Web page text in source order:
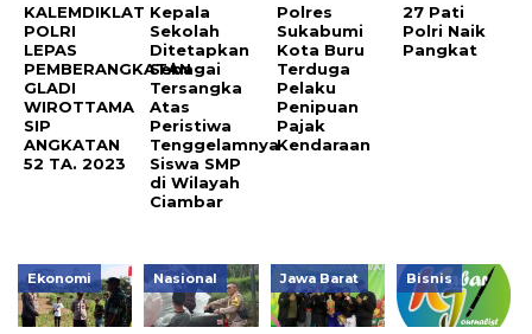
KALEMDIKLAT
POLRI
LEPAS
PEMBERANGKATAN
GLADI
WIROTTAMA
SIP
ANGKATAN
52 TA. 2023
Kepala
Sekolah
Ditetapkan
Sebagai
Tersangka
Atas
Peristiwa
Tenggelamnya
Siswa SMP
di Wilayah
Ciambar
Polres
Sukabumi
Kota Buru
Terduga
Pelaku
Penipuan
Pajak
Kendaraan
27 Pati
Polri Naik
Pangkat
Ekonomi Nasional Jawa Barat Bisnis